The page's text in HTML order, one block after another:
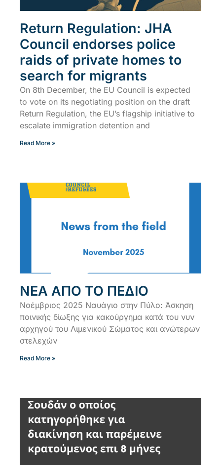
Return Regulation: JHA
Council endorses police
raids of private homes to
search for migrants
On 8th December, the EU Council is expected
to vote on its negotiating position on the draft
Return Regulation, the EU’s flagship initiative to
escalate immigration detention and
Read More »
ΝΕΑ ΑΠΟ ΤΟ ΠΕΔΙΟ
Νοέμβριος 2025 Ναυάγιο στην Πύλο: Άσκηση
ποινικής δίωξης για κακούργημα κατά του νυν
αρχηγού του Λιμενικού Σώματος και ανώτερων
στελεχών
Read More »